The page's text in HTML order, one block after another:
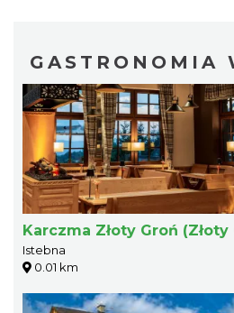
GASTRONOMIA
Karczma Złoty Groń
Istebna
0.01 km